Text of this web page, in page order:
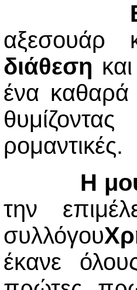
αξεσουάρ
διάθεση
ένα καθαρά
ρομαντικές.
Η
την
συλλόγου
έκανε